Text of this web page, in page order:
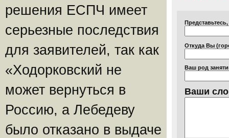
решения ЕСПЧ имеет
серьезные последствия
для заявителей, так как
«Ходорковский не
может вернуться в
Россию, а Лебедеву
было отказано в выдаче
Откуда Вы
Ваш род
Ваши